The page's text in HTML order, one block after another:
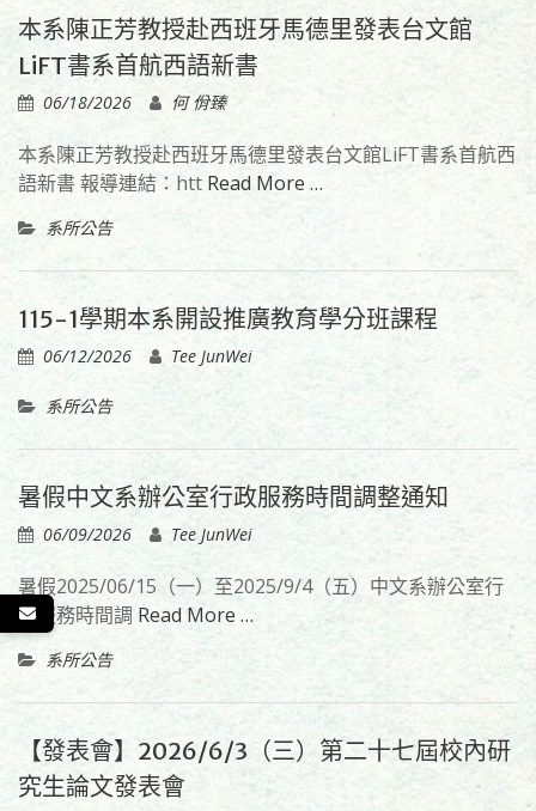
本系陳正芳教授赴西班牙馬德里發表台文館
LiFT書系首航西語新書
06/18/2026 何 佾臻
本系陳正芳教授赴西班牙馬德里發表台文館LiFT書系首航西
語新書 報導連結：htt Read More …
系所公告
115-1學期本系開設推廣教育學分班課程
06/12/2026 Tee JunWei
系所公告
暑假中文系辦公室行政服務時間調整通知
06/09/2026 Tee JunWei
暑假2025/06/15（一）至2025/9/4（五）中文系辦公室行
政服務時間調 Read More …
系所公告
【發表會】2026/6/3（三）第二十七屆校內研
究生論文發表會